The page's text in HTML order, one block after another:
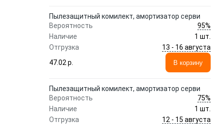
Пылезащитный комилект, амортизатор серви
Вероятность
95%
Наличие
1 шт.
Отгрузка
13 - 16 августа
47.02 p.
В корзину
Пылезащитный комилект, амортизатор серви
Вероятность
75%
Наличие
1 шт.
Отгрузка
12 - 15 августа